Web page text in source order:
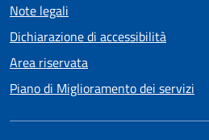
Note legali
Dichiarazione di accessibilità
Area riservata
Piano di Miglioramento dei servizi